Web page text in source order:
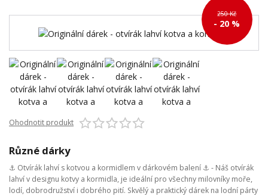
250 Kč
- 20 %
Ohodnotit produkt
Různé dárky
⚓ Otvírák lahví s kotvou a kormidlem v dárkovém balení ⚓ - Náš otvírák
lahví v designu kotvy a kormidla, je ideální pro všechny milovníky moře,
lodí, dobrodružství i dobrého pití. Skvělý a praktický dárek na lodní párty